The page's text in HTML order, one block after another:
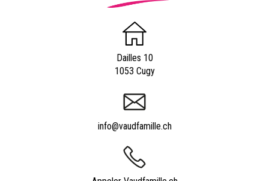
Dailles 10
1053 Cugy
info@vaudfamille.ch